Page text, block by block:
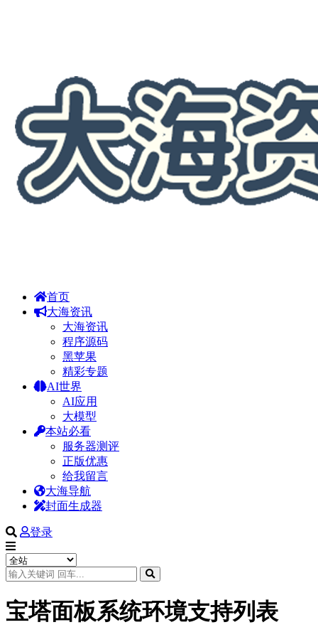
首页
大海资讯
大海资讯
程序源码
黑苹果
精彩专题
AI世界
AI应用
大模型
本站必看
服务器测评
正版优惠
给我留言
大海导航
封面生成器
登录
宝塔面板系统环境支持列表